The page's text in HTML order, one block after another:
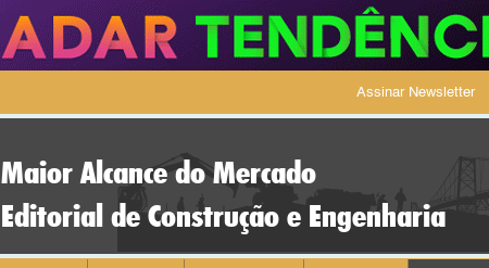
Assinar Newsletter
Maior Alcance do Mercado
Editorial de Construção e Engenharia